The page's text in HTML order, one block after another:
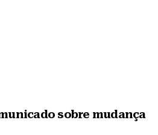
sobre mudança